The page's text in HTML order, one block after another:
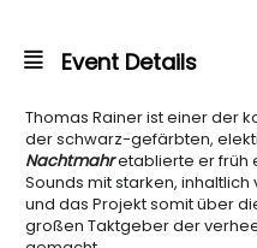
Event Details
Thomas Rainer ist einer der
der schwarz-gefärbten,
Nachtmahretablierte er früh
Sounds mit starken,
und das Projekt somit über
großen Taktgeber der